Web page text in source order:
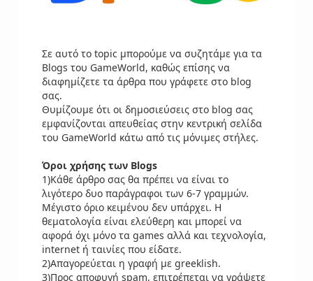
Σε αυτό το topic μπορούμε να συζητάμε για τα
Blogs του GameWorld, καθώς επίσης να
διαφημίζετε τα άρθρα που γράφετε στο blog
σας.
Θυμίζουμε ότι οι δημοσιεύσεις στο blog σας
εμφανίζονται απευθείας στην κεντρική σελίδα
του GameWorld κάτω από τις μόνιμες στήλες.
Όροι χρήσης των Blogs
1)Κάθε άρθρο σας θα πρέπει να είναι το
λιγότερο δυο παράγραφοι των 6-7 γραμμών.
Μέγιστο όριο κειμένου δεν υπάρχει. Η
θεματολογία είναι ελεύθερη και μπορεί να
αφορά όχι μόνο τα games αλλά και τεχνολογία,
internet ή ταινίες που είδατε.
2)Απαγορεύεται η γραφή με greeklish.
3)Προς αποφυγή spam, επιτρέπεται να γράψετε